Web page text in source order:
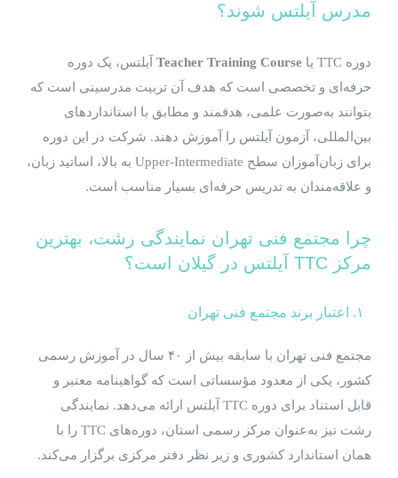
مدرس آیلتس شوند؟
دوره TTC یا Teacher Training Course آیلتس، یک دوره
حرفه‌ای و تخصصی است که هدف آن تربیت مدرسینی است که
بتوانند به‌صورت علمی، هدفمند و مطابق با استانداردهای
بین‌المللی، آزمون آیلتس را آموزش دهند. شرکت در این دوره
برای زبان‌آموزان سطح Upper-Intermediate به بالا، اساتید زبان،
و علاقه‌مندان به تدریس حرفه‌ای بسیار مناسب است.
چرا مجتمع فنی تهران نمایندگی رشت، بهترین
مرکز TTC آیلتس در گیلان است؟
مجتمع فنی تهران با سابقه بیش از ۴۰ سال در آموزش رسمی
کشور، یکی از معدود مؤسساتی است که گواهینامه معتبر و
قابل استناد برای دوره TTC آیلتس ارائه می‌دهد. نمایندگی
رشت نیز به‌عنوان مرکز رسمی استان، دوره‌های TTC را با
همان استاندارد کشوری و زیر نظر دفتر مرکزی برگزار می‌کند.